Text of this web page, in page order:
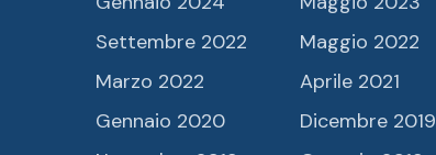
Settembre 2022
Maggio 2022
Marzo 2022
Aprile 2021
Gennaio 2020
Dicembre 2019